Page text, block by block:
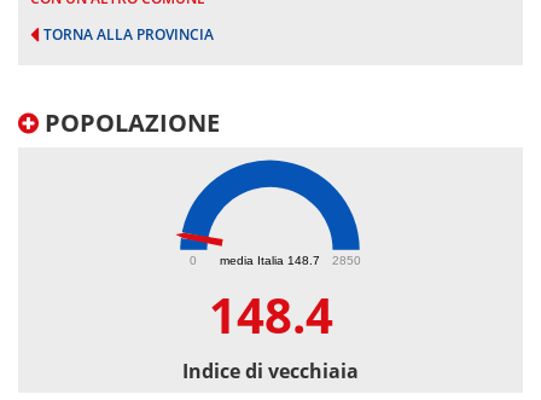
TORNA ALLA PROVINCIA
POPOLAZIONE
media Italia 148.7
0 2850
148.4
Indice di vecchiaia